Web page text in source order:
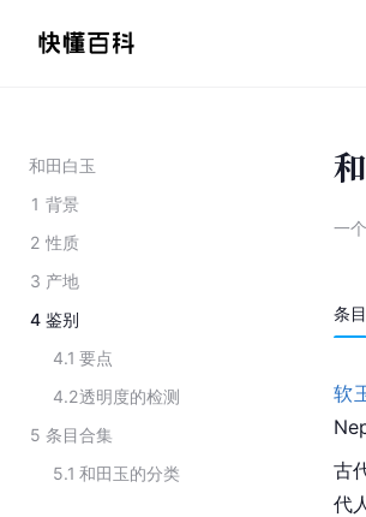
和田白玉
1 背景
2 性质
3 产地
4 鉴别
4.1 要点
4.2透明度的检测
5 条目合集
5.1 和田玉的分类
一
条目
软
古
代